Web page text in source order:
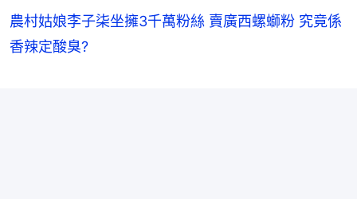
農村姑娘李子柒坐擁3千萬粉絲 賣廣西螺螄粉 究竟係
香辣定酸臭?